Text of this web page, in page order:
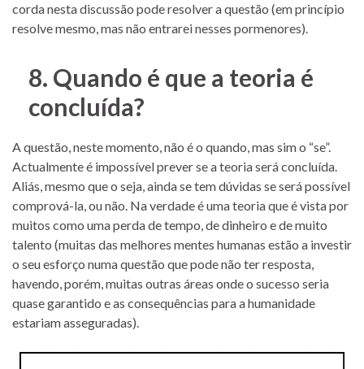
corda nesta discussão pode resolver a questão (em princípio
resolve mesmo, mas não entrarei nesses pormenores).
8. Quando é que a teoria é
concluída?
A questão, neste momento, não é o quando, mas sim o “se”.
Actualmente é impossível prever se a teoria será concluída.
Aliás, mesmo que o seja, ainda se tem dúvidas se será possível
comprová-la, ou não. Na verdade é uma teoria que é vista por
muitos como uma perda de tempo, de dinheiro e de muito
talento (muitas das melhores mentes humanas estão a investir
o seu esforço numa questão que pode não ter resposta,
havendo, porém, muitas outras áreas onde o sucesso seria
quase garantido e as consequências para a humanidade
estariam asseguradas).